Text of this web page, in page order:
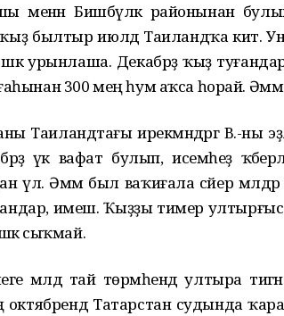
менән Бишбүләк районынан
былтыр июлдә Таиландҡа китә.
урынлаша. Декабрҙә ҡыҙ
300 мең һум аҡса һорай.
Таиландтағы ирекмәндәргә В.-ны
үк вафат булып, исемһеҙ
үлә. Әммә был ваҡиғала сәйер
имеш. Ҡыҙҙы тимер ултырғыс
сыҡмай.
мәлдә тай төрмәһендә ултыра
Татарстан судында